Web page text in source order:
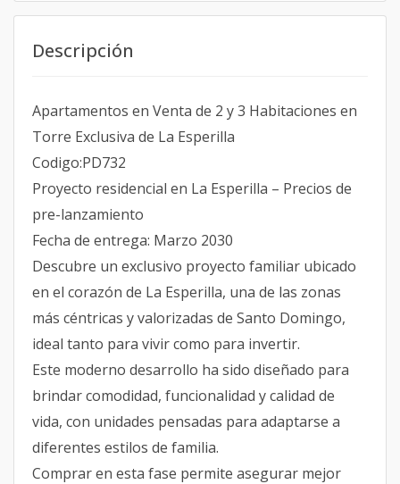
Descripción
Apartamentos en Venta de 2 y 3 Habitaciones en
Torre Exclusiva de La Esperilla
Codigo:PD732
Proyecto residencial en La Esperilla – Precios de
pre-lanzamiento
Fecha de entrega: Marzo 2030
Descubre un exclusivo proyecto familiar ubicado
en el corazón de La Esperilla, una de las zonas
más céntricas y valorizadas de Santo Domingo,
ideal tanto para vivir como para invertir.
Este moderno desarrollo ha sido diseñado para
brindar comodidad, funcionalidad y calidad de
vida, con unidades pensadas para adaptarse a
diferentes estilos de familia.
Comprar en esta fase permite asegurar mejor